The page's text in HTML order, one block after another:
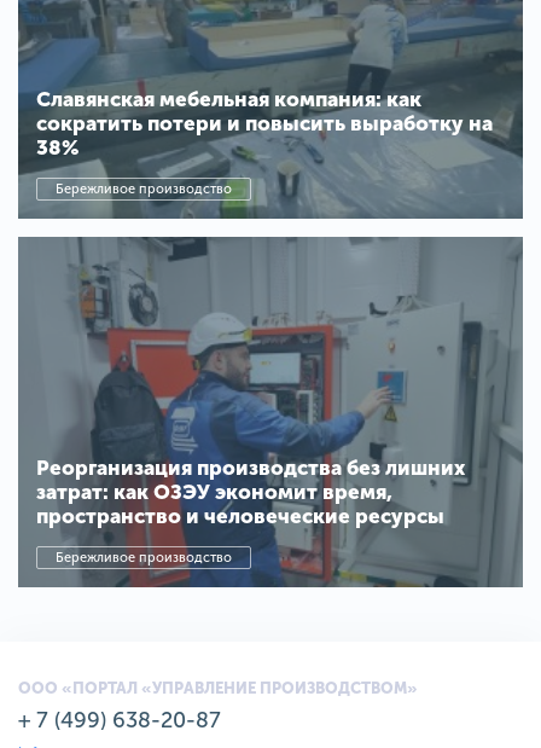
Славянская мебельная компания: как
сократить потери и повысить выработку на
38%
Бережливое производство
Реорганизация производства без лишних
затрат: как ОЗЭУ экономит время,
пространство и человеческие ресурсы
Бережливое производство
ООО «ПОРТАЛ «УПРАВЛЕНИЕ ПРОИЗВОДСТВОМ»
+ 7 (499) 638-20-87